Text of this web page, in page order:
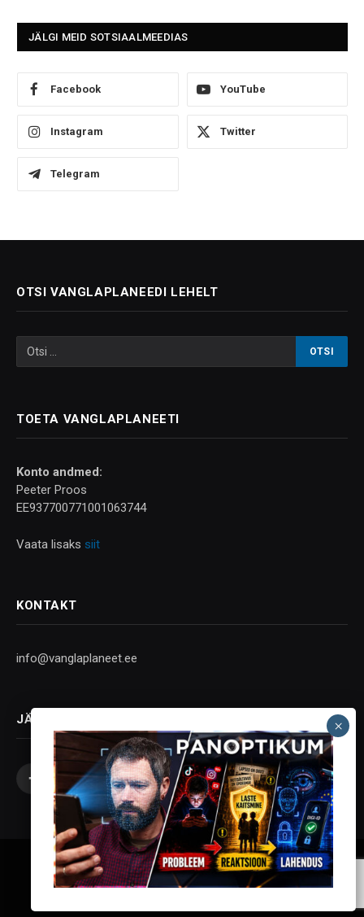
JÄLGI MEID SOTSIAALMEEDIAS
Facebook YouTube
Instagram Twitter
Telegram
OTSI VANGLAPLANEEDI LEHELT
TOETA VANGLAPLANEETI
Konto andmed:
Peeter Proos
EE937700771001063744
Vaata lisaks siit
KONTAKT
info@vanglaplaneet.ee
JÄLGI SOTSIAALMEEDIAS
Facebook
X
(Twitter)
InstagramYouTubeTelegram
Vanglaplaneet - Vastupanu Vaim